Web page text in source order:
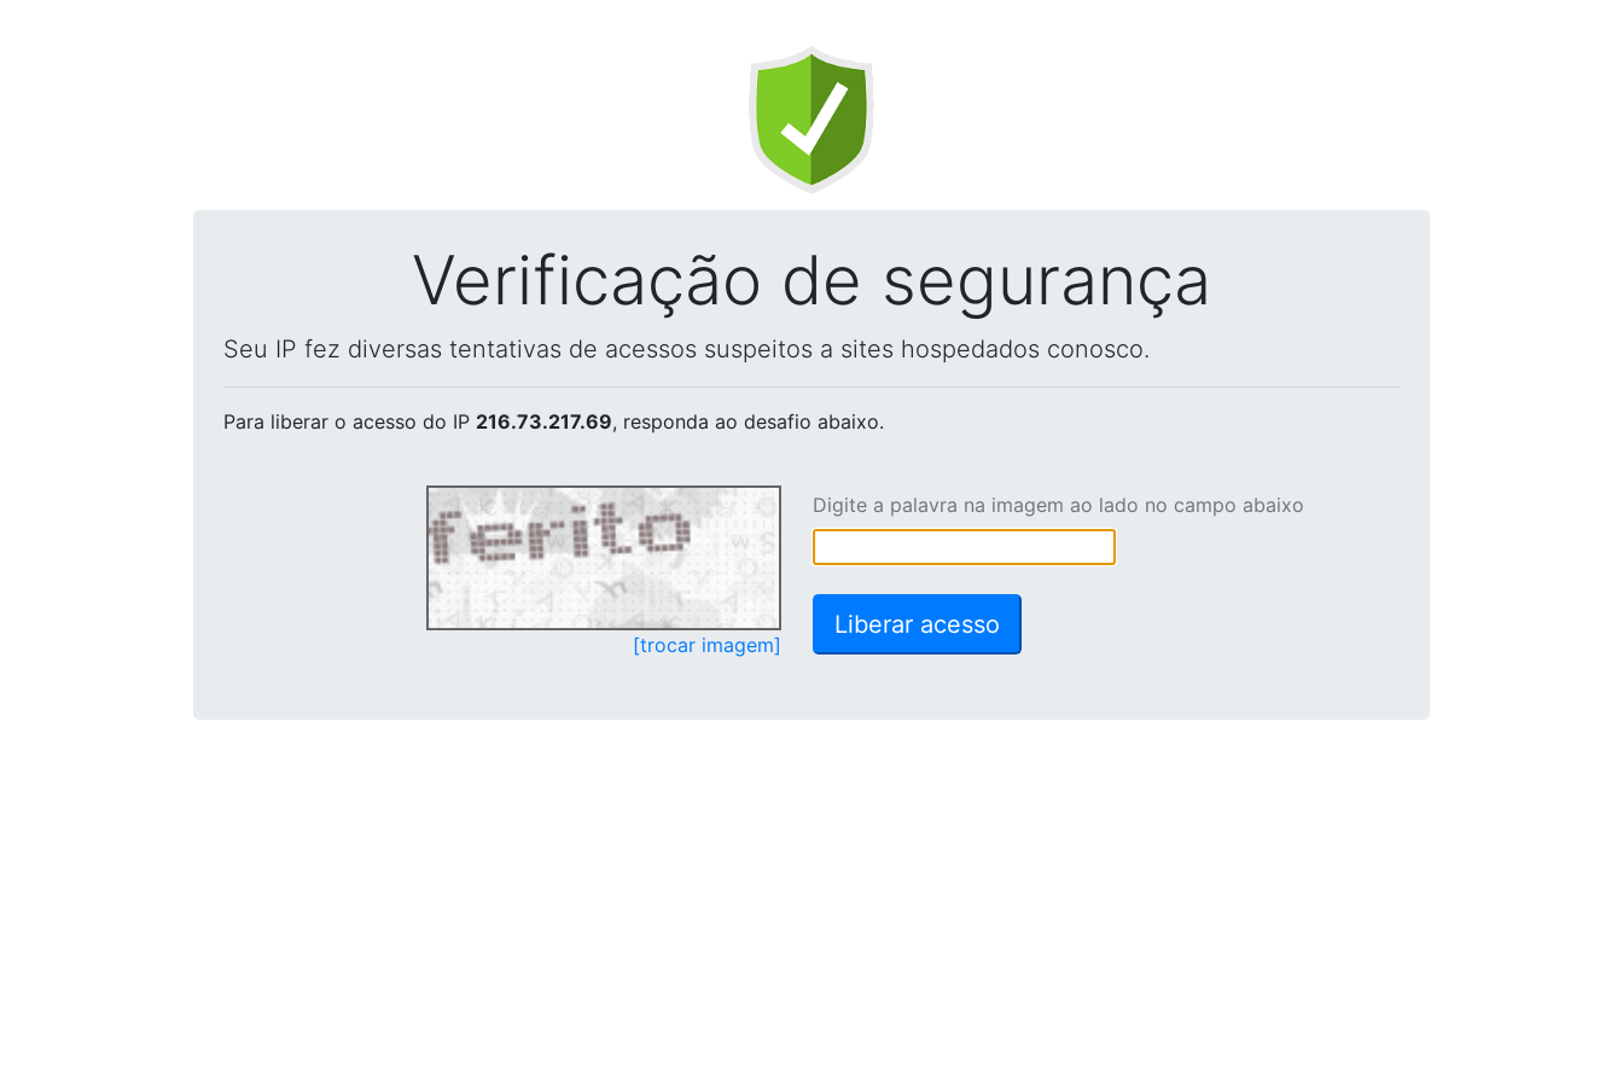
Verificação de segurança
Seu IP fez diversas tentativas de acessos suspeitos a sites hospedados conosco.
Para liberar o acesso do IP 216.73.217.69, responda ao desafio abaixo.
[trocar imagem]
Digite a palavra na imagem ao lado no campo abaixo